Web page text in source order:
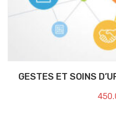
GESTES ET SOINS